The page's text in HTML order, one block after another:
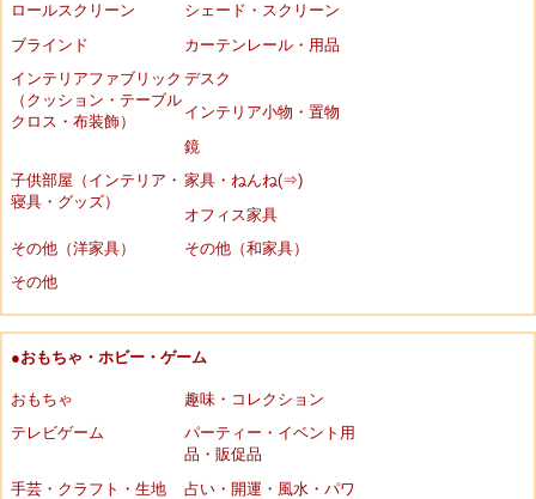
ロールスクリーン
シェード・スクリーン
ブラインド
カーテンレール・用品
インテリアファブリック
（クッション・テーブル
クロス・布装飾）
デスク
インテリア小物・置物
鏡
子供部屋（インテリア・
寝具・グッズ）
家具・ねんね(⇒)
オフィス家具
その他（洋家具）
その他（和家具）
その他
●おもちゃ・ホビー・ゲーム
おもちゃ
趣味・コレクション
テレビゲーム
パーティー・イベント用
品・販促品
手芸・クラフト・生地
占い・開運・風水・パワ